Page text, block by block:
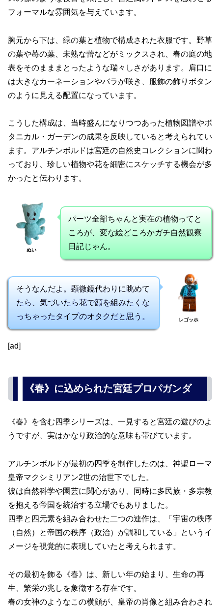
フォーマルな雰囲気を与えています。
胸元から下は、緑の葉と植物で構成された衣服です。野草
の葉や苺の葉、未熟な蕾などがミックスされ、春の庭の地
表をそのまままとったような瑞々しさがあります。肩口に
は大きなカーネーションやバラが咲き、服飾の飾りボタン
のように見える配置になっています。
こうした構成は、当時盛んになりつつあった植物図譜やボ
タニカル・ガーデンの成果を反映していると考えられてい
ます。アルチンボルドは宮廷の自然史コレクションに関わ
っており、珍しい植物や花を細密にスケッチする機会が多
かったと伝わります。
ぬい
パーツ全部ちゃんと実在の植物ってと
ころが、変な絵どころかガチ自然観察
日記じゃん。
そうなんだよ。顕微鏡代わりに眺めて
たら、気づいたら花で顔を組みたくな
っちゃったタイプのオタクだと思う。
レゴッホ
[ad]
《春》に込められた宮廷プロパガンダ
《春》を含む四季シリーズは、一見すると宮廷の遊びのよ
うですが、実はかなり政治的な意味も帯びています。
アルチンボルドが最初の四季を制作したのは、神聖ローマ
皇帝マクシミリアン2世の治世下でした。
彼は自然科学や園芸に関心があり、同時に多民族・多宗教
を抱える帝国を統治する立場でもありました。
四季と四元素を組み合わせた二つの連作は、「宇宙の秩序
（自然）と帝国の秩序（政治）が調和している」というイ
メージを視覚的に表現していたと考えられます。
その最初を飾る《春》は、新しい年の始まり、生命の再
生、繁栄の兆しを象徴する存在です。
春の女神のようなこの横顔が、皇帝の肖像と組み合わされ